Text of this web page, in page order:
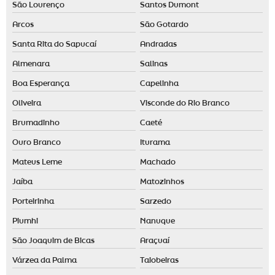
São Lourenço Santos Dumont
Arcos São Gotardo
Santa Rita do Sapucaí Andradas
Almenara Salinas
Boa Esperança Capelinha
Oliveira Visconde do Rio Branco
Brumadinho Caeté
Ouro Branco Iturama
Mateus Leme Machado
Jaíba Matozinhos
Porteirinha Sarzedo
Piumhi Nanuque
São Joaquim de Bicas Araçuaí
Várzea da Palma Taiobeiras